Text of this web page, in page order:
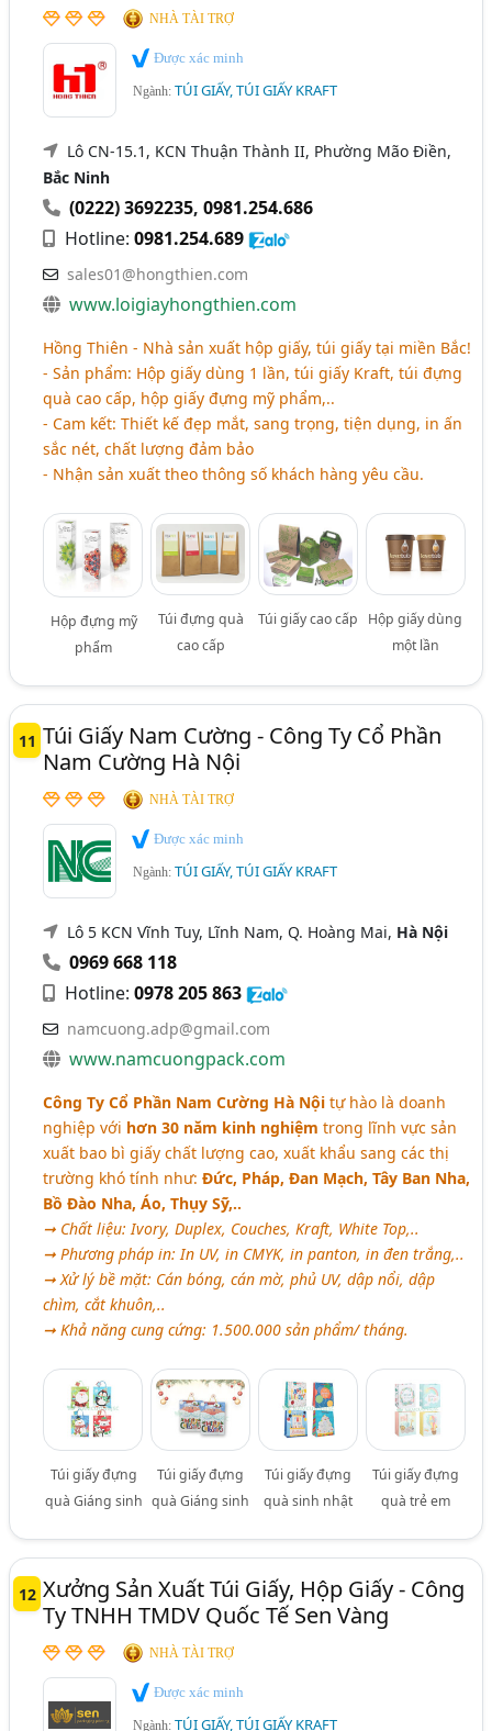
NHÀ TÀI TRỢ
Được xác minh
Ngành:TÚI GIẤY, TÚI GIẤY KRAFT
Lô CN-15.1, KCN Thuận Thành II, Phường Mão Điền,
Bắc Ninh
(0222) 3692235,0981.254.686
Hotline:0981.254.689
sales01@hongthien.com
www.loigiayhongthien.com
Hồng Thiên - Nhà sản xuất hộp giấy, túi giấy tại miền Bắc!
- Sản phẩm: Hộp giấy dùng 1 lần, túi giấy Kraft, túi đựng
quà cao cấp, hộp giấy đựng mỹ phẩm,..
- Cam kết: Thiết kế đẹp mắt, sang trọng, tiện dụng, in ấn
sắc nét, chất lượng đảm bảo
- Nhận sản xuất theo thông số khách hàng yêu cầu.
Hộp đựng mỹ
phẩm
Túi đựng quà
cao cấp
Túi giấy cao cấp
Hộp giấy dùng
một lần
11 Túi Giấy Nam Cường - Công Ty Cổ Phần
Nam Cường Hà Nội
NHÀ TÀI TRỢ
Được xác minh
Ngành:TÚI GIẤY, TÚI GIẤY KRAFT
Lô 5 KCN Vĩnh Tuy, Lĩnh Nam, Q. Hoàng Mai, Hà Nội
0969 668 118
Hotline:0978 205 863
namcuong.adp@gmail.com
www.namcuongpack.com
Công Ty Cổ Phần Nam Cường Hà Nội tự hào là doanh
nghiệp với hơn 30 năm kinh nghiệm trong lĩnh vực sản
xuất bao bì giấy chất lượng cao, xuất khẩu sang các thị
trường khó tính như:Đức, Pháp, Đan Mạch, Tây Ban Nha,
Bồ Đào Nha, Áo, Thụy Sỹ,..
➞ Chất liệu: Ivory, Duplex, Couches, Kraft, White Top,..
➞ Phương pháp in: In UV, in CMYK, in panton, in đen trắng,..
➞ Xử lý bề mặt: Cán bóng, cán mờ, phủ UV, dập nổi, dập
chìm, cắt khuôn,..
➞ Khả năng cung cứng: 1.500.000 sản phẩm/ tháng.
Túi giấy đựng
quà Giáng sinh
Túi giấy đựng
quà Giáng sinh
Túi giấy đựng
quà sinh nhật
Túi giấy đựng
quà trẻ em
12 Xưởng Sản Xuất Túi Giấy, Hộp Giấy - Công
Ty TNHH TMDV Quốc Tế Sen Vàng
NHÀ TÀI TRỢ
Được xác minh
Ngành:TÚI GIẤY, TÚI GIẤY KRAFT